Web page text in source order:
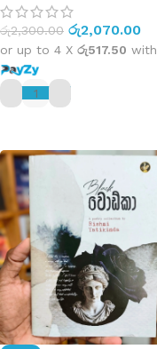
රු2,300.00 රු2,070.00
or up to 4 X රු517.50 with